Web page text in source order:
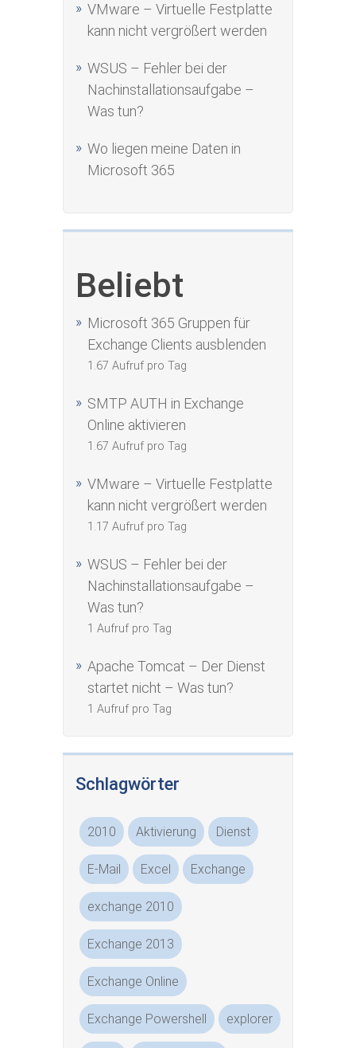
VMware – Virtuelle Festplatte
kann nicht vergrößert werden
WSUS – Fehler bei der
Nachinstallationsaufgabe –
Was tun?
Wo liegen meine Daten in
Microsoft 365
Beliebt
Microsoft 365 Gruppen für
Exchange Clients ausblenden
1.67 Aufruf pro Tag
SMTP AUTH in Exchange
Online aktivieren
1.67 Aufruf pro Tag
VMware – Virtuelle Festplatte
kann nicht vergrößert werden
1.17 Aufruf pro Tag
WSUS – Fehler bei der
Nachinstallationsaufgabe –
Was tun?
1 Aufruf pro Tag
Apache Tomcat – Der Dienst
startet nicht – Was tun?
1 Aufruf pro Tag
Schlagwörter
2010 Aktivierung Dienst
E-Mail Excel Exchange
exchange 2010
Exchange 2013
Exchange Online
Exchange Powershell explorer